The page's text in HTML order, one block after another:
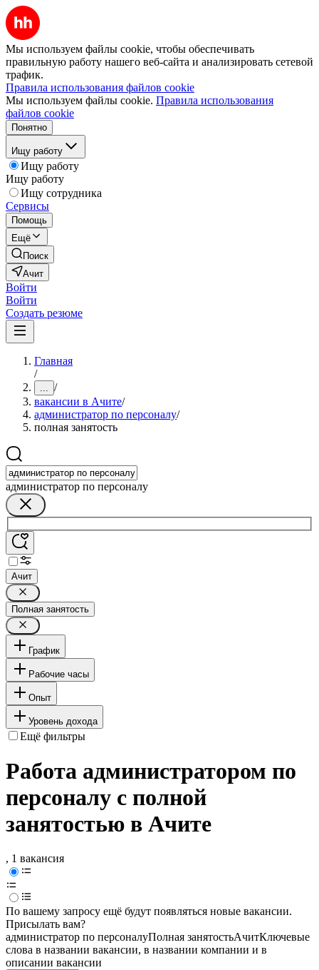
Мы используем файлы cookie, чтобы обеспечивать
правильную работу нашего веб-сайта и анализировать сетевой
трафик.
Правила использования файлов cookie
Мы используем файлы cookie. Правила использования
файлов cookie
Понятно
Ищу работу
Ищу работу
Ищу работу
Ищу сотрудника
Сервисы
Помощь
Ещё
Поиск
Ачит
Войти
Войти
Создать резюме
Главная
/
... /
вакансии в Ачите/
администратор по персоналу/
полная занятость
администратор по персоналу
Ачит
Полная занятость
График
Рабочие часы
Опыт
Уровень дохода
Ещё фильтры
Работа администратором по
персоналу с полной
занятостью в Ачите
, 1 вакансия
По вашему запросу ещё будут появляться новые вакансии.
Присылать вам?
администратор по персоналуПолная занятостьАчитКлючевые
слова в названии вакансии, в названии компании и в
описании вакансии